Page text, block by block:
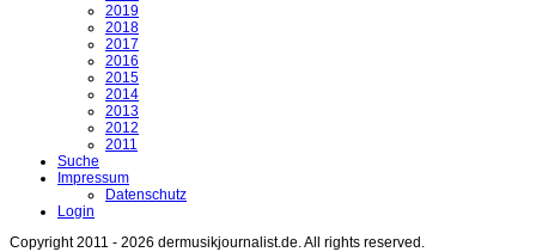
2019
2018
2017
2016
2015
2014
2013
2012
2011
Suche
Impressum
Datenschutz
Login
Copyright 2011 - 2026 dermusikjournalist.de. All rights reserved.